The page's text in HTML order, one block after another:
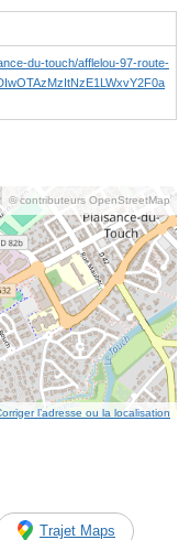
du-touch/afflelou-97-route-
© contributeurs OpenStreetMap
l’adresse ou la localisation
Trajet Maps